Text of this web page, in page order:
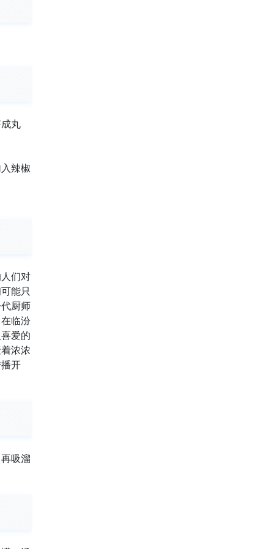
丸
辣椒
们对
能只
厨师
临汾
爱的
浓浓
开
吸溜